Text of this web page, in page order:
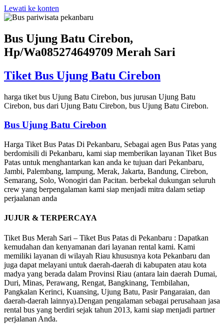
Lewati ke konten
Bus Ujung Batu Cirebon,
Hp/Wa085274649709 Merah Sari
Tiket Bus Ujung Batu Cirebon
harga tiket bus Ujung Batu Cirebon, bus jurusan Ujung Batu
Cirebon, bus dari Ujung Batu Cirebon, bus Ujung Batu Cirebon.
Bus Ujung Batu Cirebon
Harga Tiket Bus Patas Di Pekanbaru, Sebagai agen Bus Patas yang
berdomisili di Pekanbaru, kami siap memberikan layanan Tiket Bus
Patas untuk menghantarkan kan anda ke tujuan dari Pekanbaru,
Jambi, Palembang, lampung, Merak, Jakarta, Bandung, Cirebon,
Semarang, Solo, Wonogiri dan Pacitan. berbekal dukungan seluruh
crew yang berpengalaman kami siap menjadi mitra dalam setiap
perjaalanan anda
JUJUR & TERPERCAYA
Tiket Bus Merah Sari – Tiket Bus Patas di Pekanbaru : Dapatkan
kemudahan dan kenyamanan dari layanan rental kami. Kami
memiliki layanan di wilayah Riau khususnya kota Pekanbaru dan
juga dapat melayani untuk daerah-daerah di kabupaten atau kota
madya yang berada dalam Provinsi Riau (antara lain daerah Dumai,
Duri, Minas, Perawang, Rengat, Bangkinang, Tembilahan,
Pangkalan Kerinci, Kuansing, Ujung Batu, Pasir Pangaraian, dan
daerah-daerah lainnya).Dengan pengalaman sebagai perusahaan jasa
rental bus yang berdiri sejak tahun 2013, kami siap menjadi partner
perjalanan Anda.